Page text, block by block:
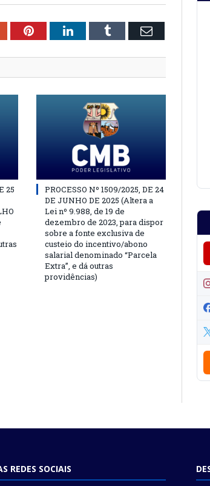
PinterestLinkedInTumblr Email
25
PROCESSO Nº 1509/2025, DE 24
DE JUNHO DE 2025 (Altera a
Lei nº 9.988, de 19 de
dezembro de 2023, para dispor
sobre a fonte exclusiva de
custeio do incentivo/abono
salarial denominado “Parcela
Extra”, e dá outras
providências)
REDES SOCIAIS